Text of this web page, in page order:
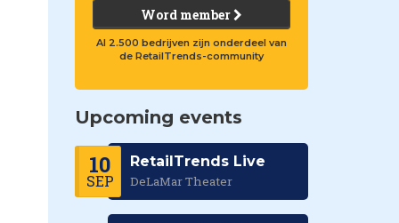
Word member
Al 2.500 bedrijven zijn onderdeel van
de RetailTrends-community
Upcoming events
10
SEP
RetailTrends Live
DeLaMar Theater